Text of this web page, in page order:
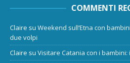
COMMENTI
Claire su Weekend sull’Etna con
due volpi
Claire su Visitare Catania con i